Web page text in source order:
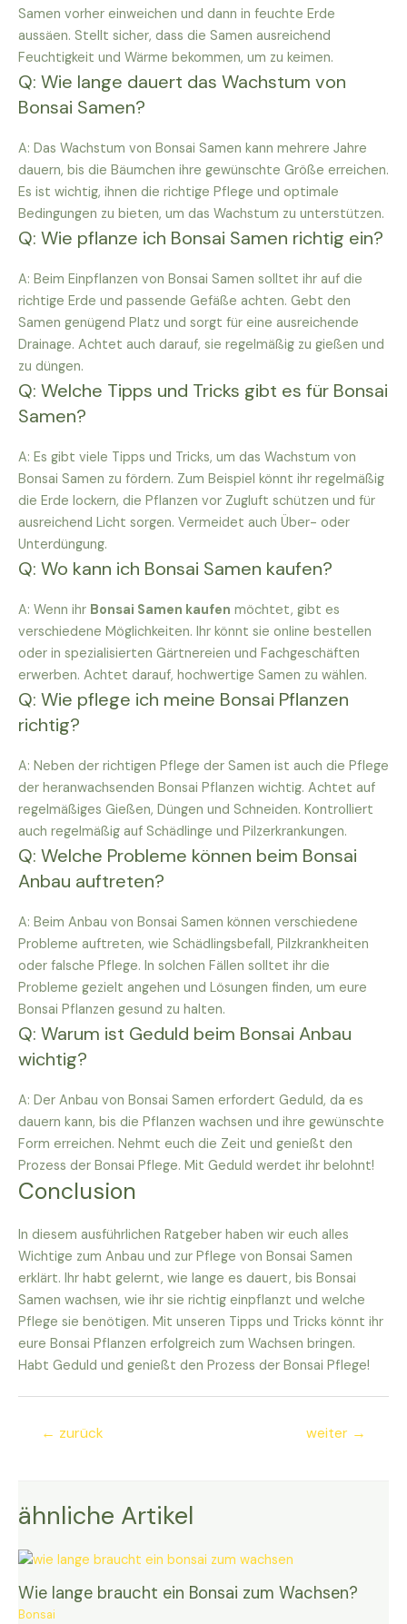
Samen vorher einweichen und dann in feuchte Erde
aussäen. Stellt sicher, dass die Samen ausreichend
Feuchtigkeit und Wärme bekommen, um zu keimen.
Q: Wie lange dauert das Wachstum von
Bonsai Samen?
A: Das Wachstum von Bonsai Samen kann mehrere Jahre
dauern, bis die Bäumchen ihre gewünschte Größe erreichen.
Es ist wichtig, ihnen die richtige Pflege und optimale
Bedingungen zu bieten, um das Wachstum zu unterstützen.
Q: Wie pflanze ich Bonsai Samen richtig ein?
A: Beim Einpflanzen von Bonsai Samen solltet ihr auf die
richtige Erde und passende Gefäße achten. Gebt den
Samen genügend Platz und sorgt für eine ausreichende
Drainage. Achtet auch darauf, sie regelmäßig zu gießen und
zu düngen.
Q: Welche Tipps und Tricks gibt es für Bonsai
Samen?
A: Es gibt viele Tipps und Tricks, um das Wachstum von
Bonsai Samen zu fördern. Zum Beispiel könnt ihr regelmäßig
die Erde lockern, die Pflanzen vor Zugluft schützen und für
ausreichend Licht sorgen. Vermeidet auch Über- oder
Unterdüngung.
Q: Wo kann ich Bonsai Samen kaufen?
A: Wenn ihr Bonsai Samen kaufen möchtet, gibt es
verschiedene Möglichkeiten. Ihr könnt sie online bestellen
oder in spezialisierten Gärtnereien und Fachgeschäften
erwerben. Achtet darauf, hochwertige Samen zu wählen.
Q: Wie pflege ich meine Bonsai Pflanzen
richtig?
A: Neben der richtigen Pflege der Samen ist auch die Pflege
der heranwachsenden Bonsai Pflanzen wichtig. Achtet auf
regelmäßiges Gießen, Düngen und Schneiden. Kontrolliert
auch regelmäßig auf Schädlinge und Pilzerkrankungen.
Q: Welche Probleme können beim Bonsai
Anbau auftreten?
A: Beim Anbau von Bonsai Samen können verschiedene
Probleme auftreten, wie Schädlingsbefall, Pilzkrankheiten
oder falsche Pflege. In solchen Fällen solltet ihr die
Probleme gezielt angehen und Lösungen finden, um eure
Bonsai Pflanzen gesund zu halten.
Q: Warum ist Geduld beim Bonsai Anbau
wichtig?
A: Der Anbau von Bonsai Samen erfordert Geduld, da es
dauern kann, bis die Pflanzen wachsen und ihre gewünschte
Form erreichen. Nehmt euch die Zeit und genießt den
Prozess der Bonsai Pflege. Mit Geduld werdet ihr belohnt!
Conclusion
In diesem ausführlichen Ratgeber haben wir euch alles
Wichtige zum Anbau und zur Pflege von Bonsai Samen
erklärt. Ihr habt gelernt, wie lange es dauert, bis Bonsai
Samen wachsen, wie ihr sie richtig einpflanzt und welche
Pflege sie benötigen. Mit unseren Tipps und Tricks könnt ihr
eure Bonsai Pflanzen erfolgreich zum Wachsen bringen.
Habt Geduld und genießt den Prozess der Bonsai Pflege!
Beitragsnavigation
← zurück weiter →
ähnliche Artikel
Wie lange braucht ein Bonsai zum Wachsen?
Bonsai